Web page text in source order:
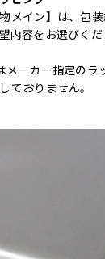
メイン】は、包
内容をお選びくだ
ーカー指定のラ
ておりません。